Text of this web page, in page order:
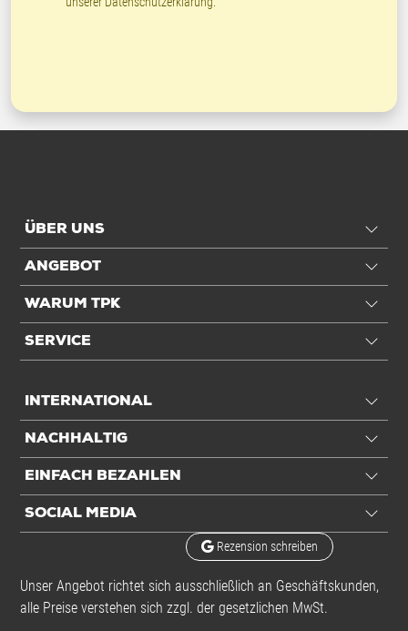
ÜBER UNS
ANGEBOT
WARUM TPK
SERVICE
INTERNATIONAL
NACHHALTIG
EINFACH BEZAHLEN
SOCIAL MEDIA
Rezension schreiben
Unser Angebot richtet sich ausschließlich an Geschäftskunden,
alle Preise verstehen sich zzgl. der gesetzlichen MwSt.